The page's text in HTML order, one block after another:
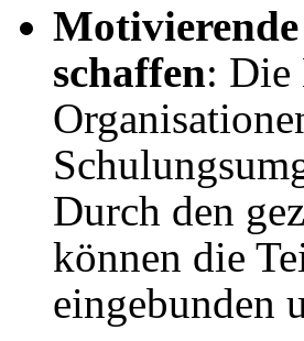
schaffen: Die
Durch den
können die
eingebunden